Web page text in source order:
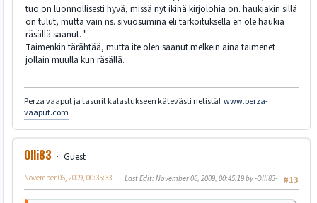
tuo on luonnollisesti hyvä, missä nyt ikinä kirjolohia on. haukiakin sillä
on tulut, mutta vain ns. sivuosumina eli tarkoituksella en ole haukia
räsällä saanut. "
Taimenkin tärähtää, mutta ite olen saanut melkein aina taimenet
jollain muulla kun räsällä.
Perza vaaput ja tasurit kalastukseen kätevästi netistä! www.perza-
vaaput.com
Olli83
Guest
#13
November 06, 2009, 00:35:33 Last Edit: November 06, 2009, 00:45:19 by -Olli83-